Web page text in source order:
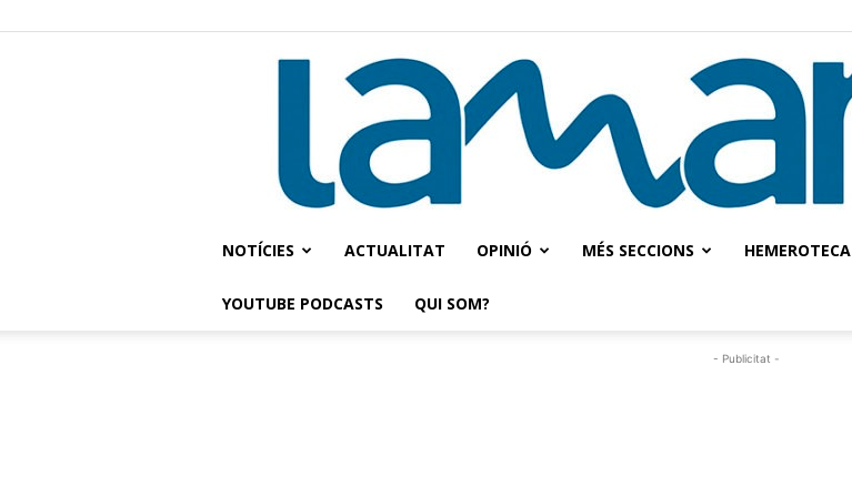
NOTÍCIES ACTUALITAT OPINIÓ MÉS SECCIONS HEMEROTECA
YOUTUBE PODCASTS QUI SOM?
- Publicitat -